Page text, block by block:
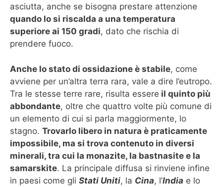
asciutta, anche se bisogna prestare attenzione
quando lo si riscalda a una temperatura
superiore ai 150 gradi, dato che rischia di
prendere fuoco.
Anche lo stato di ossidazione è stabile, come
avviene per un’altra terra rara, vale a dire l’eutropo.
Tra le stesse terre rare, risulta essere il quinto più
abbondante, oltre che quattro volte più comune di
un elemento di cui si parla maggiormente, lo
stagno. Trovarlo libero in natura è praticamente
impossibile, ma si trova contenuto in diversi
minerali, tra cui la monazite, la bastnasite e la
samarskite. La principale diffusa si rinviene infine
in paesi come gli Stati Uniti, la Cina, l’India e lo